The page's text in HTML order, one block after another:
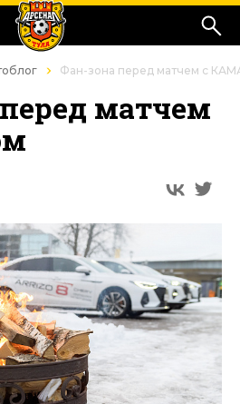
Фан-зона перед матчем с
матчем